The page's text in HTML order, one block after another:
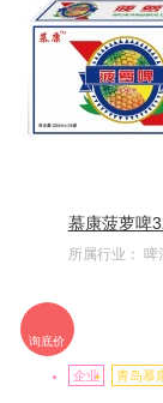
慕康菠萝啤
所属行业： 啤
询底价
企业 青岛慕